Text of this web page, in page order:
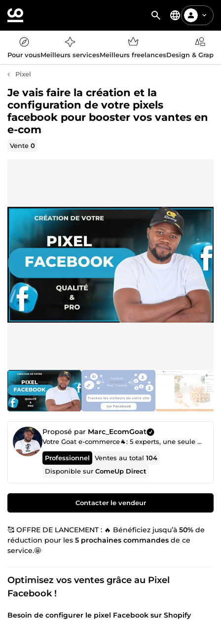
Pour vousMeilleurs servicesMeilleurs freelancesDesign &
Pixel
Je vais faire la création et la
configuration de votre pixels
facebook pour booster vos vantes en
e-com
Vente0
Proposé par Marc_EcomGoat
Votre Goat e-commerce🐐: 5 experts, une seule mission : créer une boutique Shopify haut de gamme
Professionnel Ventes au total104
Disponible surComeUp Direct
Contacter le vendeur
🥰 OFFRE DE LANCEMENT : 🔥 Bénéficiez jusqu’à 50% de
réduction pour les 5 prochaines commandes de ce
service.🤩
Optimisez vos ventes grâce au Pixel
Facebook !
Besoin de configurer le pixel Facebook sur Shopify